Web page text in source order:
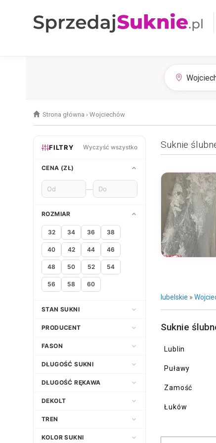
Strona główna › Wojciechów
Suknie
lubelskie »
Suknie
Lublin
Puławy
Zamość
Łuków
FILTRY Wyczyść wszystko
CENA (ZŁ)
—
ROZMIAR
32 34 36 38
40 42 44 46
48 50 52 54
56 58 60
STAN SUKNI
Nowa
PRODUCENT
Adria
Afrodyta
Agora
FASON
Empire
Klasyczny
Prosta
Syrena
DŁUGOŚĆ SUKNI
Asymetryczna
DŁUGOŚĆ RĘKAWA
3/4
DEKOLT
Dekolt amerykański
TREN
Bez trenu
KOLOR SUKNI